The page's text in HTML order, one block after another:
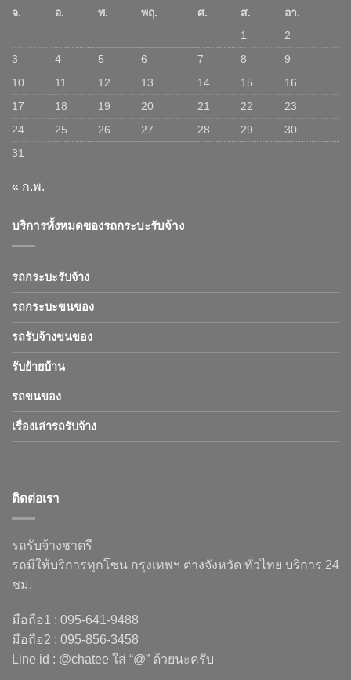
จ. อ. พ. พฤ. ศ. ส.
อา.
1
2
3
4 5 6 7 8
9
10
11 12 13 14 15
16
17
18 19 20 21 22
23
24
25 26 27 28 29
30
31
« ก.พ.
บริการทั้งหมดของรถกระบะรับจ้าง
รถกระบะรับจ้าง
รถกระบะขนของ
รถรับจ้างขนของ
รับย้ายบ้าน
รถขนของ
เรื่องเล่ารถรับจ้าง
ติดต่อเรา
รถรับจ้างชาตรี
รถมีให้บริการทุกโซน กรุงเทพฯ ต่างจังหวัด ทั่วไทย บริการ 24
ชม.
มือถือ1 : 095-641-9488
มือถือ2 : 095-856-3458
Line id : @chatee ใส่ “@” ด้วยนะครับ